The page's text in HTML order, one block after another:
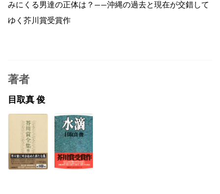
みにくる男達の正体は？——沖縄の過去と現在が交錯して
ゆく芥川賞受賞作
著者
目取真 俊